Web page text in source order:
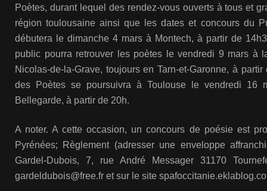
Poètes, durant lequel des rendez-vous ouverts à tous et
région toulousaine ainsi que les dates et concours du
débutera le dimanche 4 mars à Montech, à partir de
public pourra retrouver les poètes le vendredi 9 mars à
Nicolas-de-la-Grave, toujours en Tarn-et-Garonne, à
des Poètes se poursuivra à Toulouse le vendredi 16
Bellegarde, à partir de 20h.
A noter. A cette occasion, un concours de poésie est
Pyrénées; Règlement (adresser une enveloppe
Gardel-Dubois, 7, rue André Messager 31170
gardeldubois@free.fr et sur le site